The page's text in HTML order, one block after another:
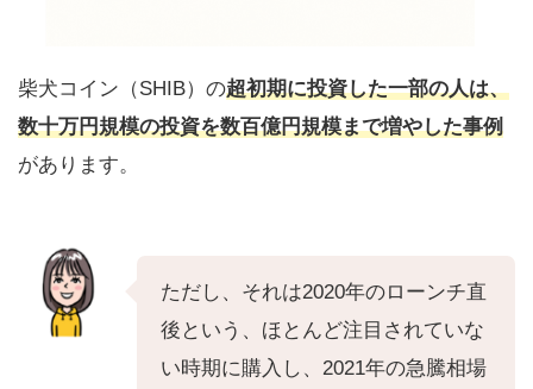
柴犬コイン（SHIB）の超初期に投資した一部の人は、
数十万円規模の投資を数百億円規模まで増やした事例
があります。
ただし、それは2020年のローンチ直
後という、ほとんど注目されていな
い時期に購入し、2021年の急騰相場